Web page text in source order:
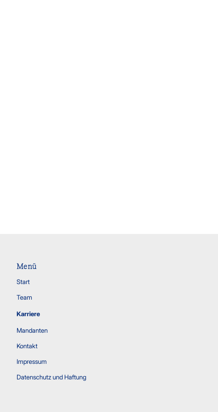
Menü
Start
Team
Karriere
Mandanten
Kontakt
Impressum
Datenschutz und Haftung